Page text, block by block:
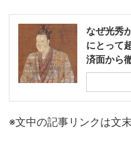
なぜ光秀
にとって
済面から
※文中の記事リンクは文